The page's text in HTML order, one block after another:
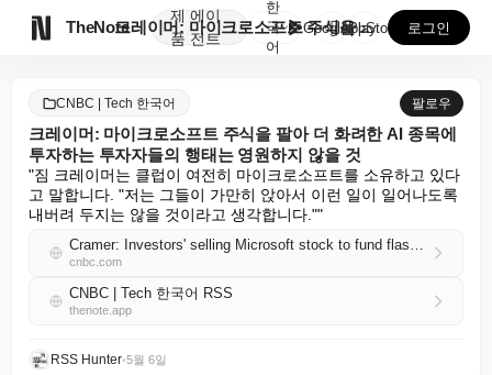
TheNote
제
품
에이
전트
크레이머: 마이크로소프트 주식을 팔아 더 화려한 AI ...
한
국
어
GooglePlay
AppStore 로그인
CNBC | Tech 한국어 팔로우
크레이머: 마이크로소프트 주식을 팔아 더 화려한 AI 종목에
투자하는 투자자들의 행태는 영원하지 않을 것
"짐 크레이머는 클럽이 여전히 마이크로소프트를 소유하고 있다
고 말합니다. "저는 그들이 가만히 앉아서 이런 일이 일어나도록
내버려 두지는 않을 것이라고 생각합니다.""
Cramer: Investors' selling Microsoft stock to fund flashier AI picks won't last forever
cnbc.com
CNBC | Tech 한국어 RSS
thenote.app
RSS Hunter•5월 6일